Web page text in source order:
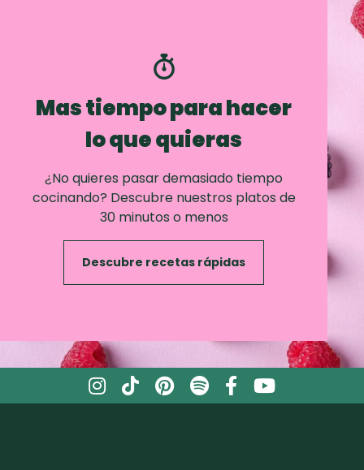
Mas tiempo para hacer
lo que quieras
¿No quieres pasar demasiado tiempo
cocinando? Descubre nuestros platos de
30 minutos o menos
Descubre recetas rápidas